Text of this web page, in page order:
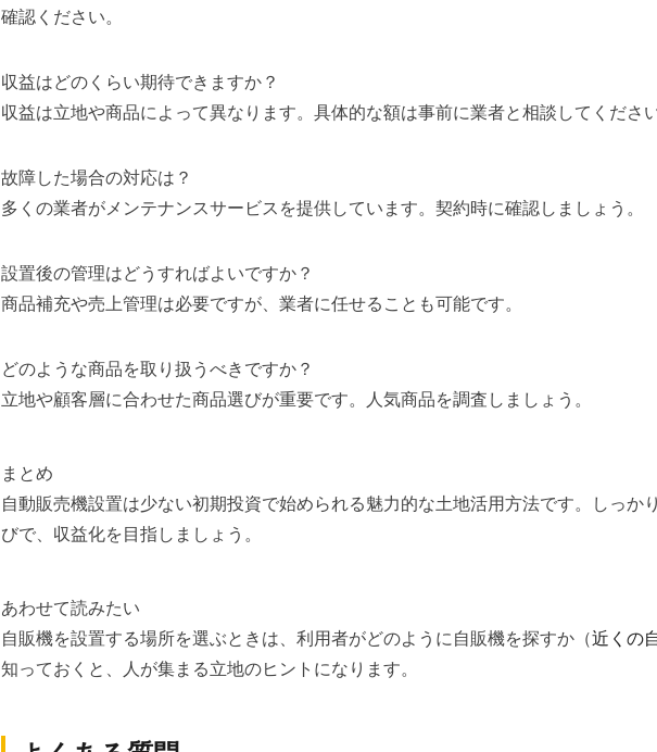
確認ください。
収益はどのくらい期待できますか？
収益は立地や商品によって異なります。具体的な額は事前に業者と相談してください
故障した場合の対応は？
多くの業者がメンテナンスサービスを提供しています。契約時に確認しましょう。
設置後の管理はどうすればよいですか？
商品補充や売上管理は必要ですが、業者に任せることも可能です。
どのような商品を取り扱うべきですか？
立地や顧客層に合わせた商品選びが重要です。人気商品を調査しましょう。
まとめ
自動販売機設置は少ない初期投資で始められる魅力的な土地活用方法です。しっか
びで、収益化を目指しましょう。
あわせて読みたい
自販機を設置する場所を選ぶときは、利用者がどのように自販機を探すか（近くの
知っておくと、人が集まる立地のヒントになります。